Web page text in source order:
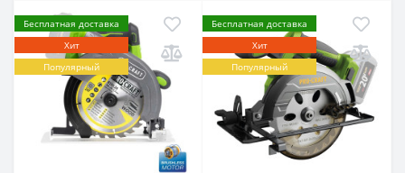
Бесплатная доставка
Хит
Популярный
Бесплатная доставка
Хит
Популярный